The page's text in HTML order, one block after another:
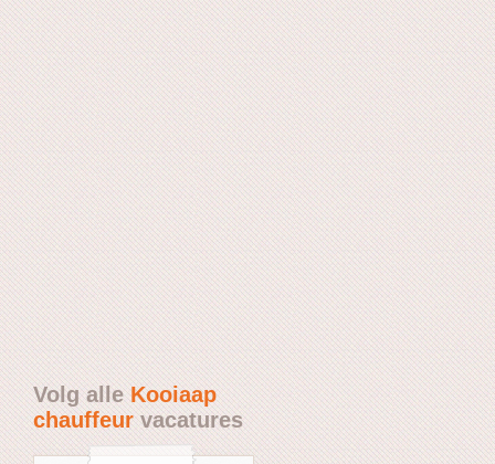
Volg alleKooiaap
chauffeurvacatures